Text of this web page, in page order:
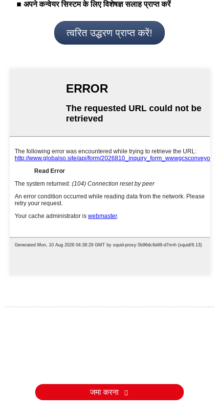
■ अपने कन्वेयर सिस्टम के लिए विशेषज्ञ सलाह प्राप्त करें
त्वरित उद्धरण प्राप्त करें!
जमा करना